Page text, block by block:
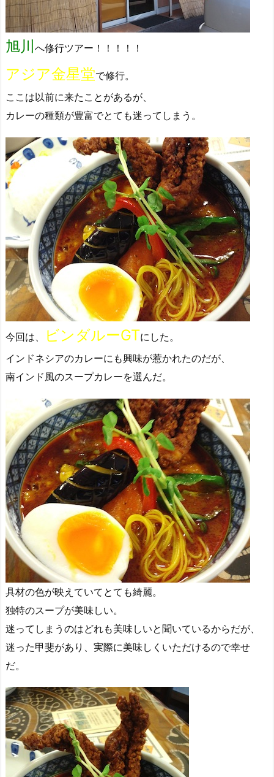
旭川 へ修行ツアー！！！！！
アジア金星堂で修行。
ここは以前に来たことがあるが、
カレーの種類が豊富でとても迷ってしまう。
今回は、 ビンダルーGTにした。
インドネシアのカレーにも興味が惹かれたのだが、
南インド風のスープカレーを選んだ。
具材の色が映えていてとても綺麗。
独特のスープが美味しい。
迷ってしまうのはどれも美味しいと聞いているからだが、
迷った甲斐があり、実際に美味しくいただけるので幸せ
だ。